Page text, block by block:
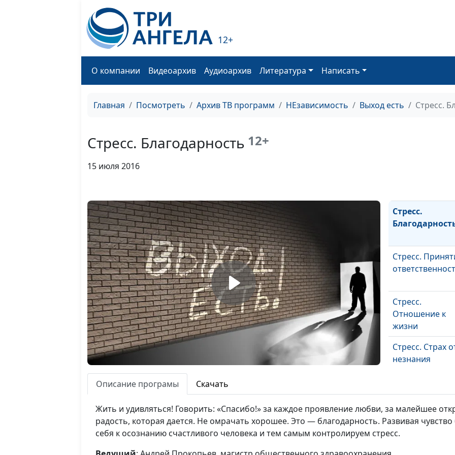
12+
О компании Видеоархив Аудиоархив Литература Написать
Главная Посмотреть Архив ТВ программ НЕзависимость Выход есть Стресс.
Стресс. Благодарность 12+
15 июля 2016
отношение
обязанности
Стресс.
Стресс.
Стресс.
Отношение к
жизни
Стресс. Страх
незнания
Стресс.
Созерцание и
Стресс.
Описание програмы Скачать
Жить и удивляться! Говорить: «Спасибо!» за каждое проявление любви, за малейшее
радость, которая дается. Не омрачать хорошее. Это — благодарность. Развивая
себя к осознанию счастливого человека и тем самым контролируем стресс.